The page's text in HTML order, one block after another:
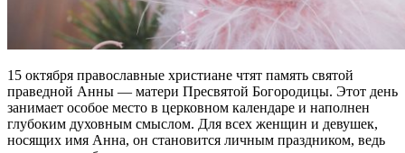
15 октября православные христиане чтят память святой
праведной Анны — матери Пресвятой Богородицы. Этот день
занимает особое место в церковном календаре и наполнен
глубоким духовным смыслом. Для всех женщин и девушек,
носящих имя Анна, он становится личным праздником, ведь